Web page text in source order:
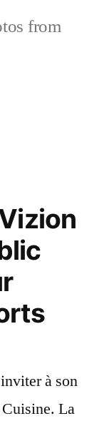
from
à son
La